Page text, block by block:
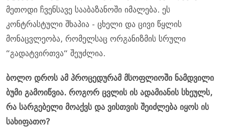
მეთოდი ჩვენსავე სააბაზანოში იმალება. ეს
კონტრასტული შხაპია - ცხელი და ცივი წყლის
მონაცვლეობა, რომელსაც ორგანიზმის სრული
“გადატვირთვა“ შეუძლია.
ბოლო დროს ამ პროცედურამ მსოფლიოში ნამდვილი
ბუმი გამოიწვია. როგორ ცვლის ის ადამიანის სხეულს,
რა სარგებელი მოაქვს და ვისთვის შეიძლება იყოს ის
სახიფათო?